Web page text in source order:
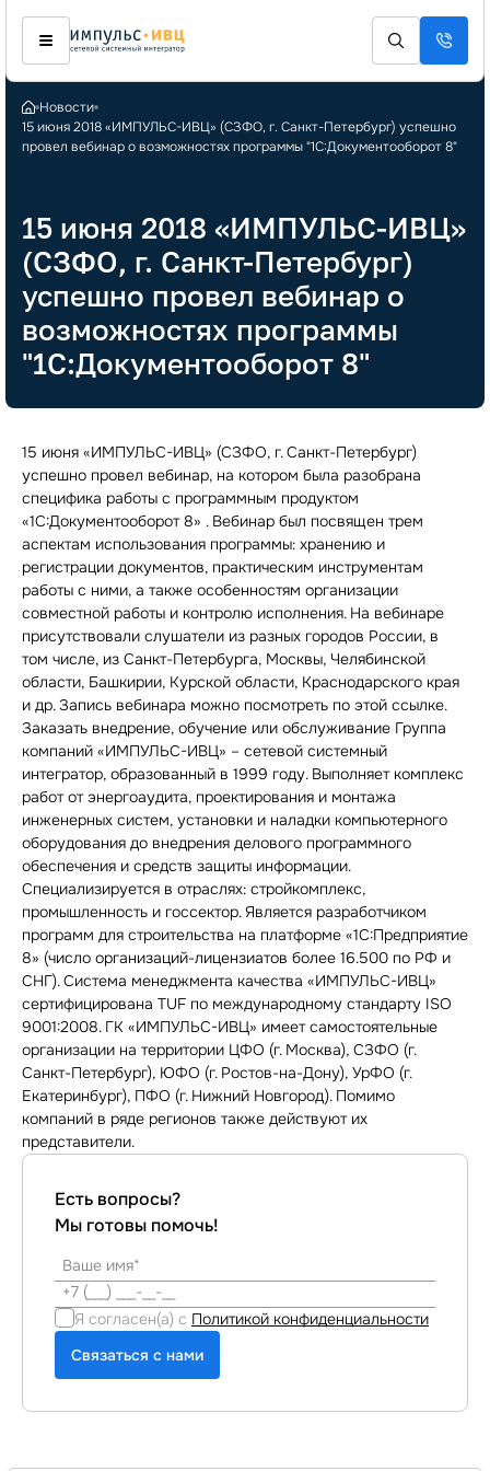
Новости
15 июня 2018 «ИМПУЛЬС-ИВЦ» (СЗФО, г. Санкт-Петербург) успешно
провел вебинар о возможностях программы "1С:Документооборот 8"
15 июня 2018 «ИМПУЛЬС-ИВЦ»
(СЗФО, г. Санкт-Петербург)
успешно провел вебинар о
возможностях программы
"1С:Документооборот 8"
15 июня «ИМПУЛЬС-ИВЦ» (СЗФО, г. Санкт-Петербург)
успешно провел вебинар, на котором была разобрана
специфика работы с программным продуктом
«1С:Документооборот 8» . Вебинар был посвящен трем
аспектам использования программы: хранению и
регистрации документов, практическим инструментам
работы с ними, а также особенностям организации
совместной работы и контролю исполнения. На вебинаре
присутствовали слушатели из разных городов России, в
том числе, из Санкт-Петербурга, Москвы, Челябинской
области, Башкирии, Курской области, Краснодарского края
и др. Запись вебинара можно посмотреть по этой ссылке.
Заказать внедрение, обучение или обслуживание Группа
компаний «ИМПУЛЬС-ИВЦ» – сетевой системный
интегратор, образованный в 1999 году. Выполняет комплекс
работ от энергоаудита, проектирования и монтажа
инженерных систем, установки и наладки компьютерного
оборудования до внедрения делового программного
обеспечения и средств защиты информации.
Специализируется в отраслях: стройкомплекс,
промышленность и госсектор. Является разработчиком
программ для строительства на платформе «1С:Предприятие
8» (число организаций-лицензиатов более 16.500 по РФ и
СНГ). Система менеджмента качества «ИМПУЛЬС-ИВЦ»
сертифицирована TUF по международному стандарту ISO
9001:2008. ГК «ИМПУЛЬС-ИВЦ» имеет самостоятельные
организации на территории ЦФО (г. Москва), СЗФО (г.
Санкт-Петербург), ЮФО (г. Ростов-на-Дону), УрФО (г.
Екатеринбург), ПФО (г. Нижний Новгород). Помимо
компаний в ряде регионов также действуют их
представители.
Есть вопросы?
Мы готовы помочь!
Я согласен(а) с Политикой конфиденциальности
Связаться с нами